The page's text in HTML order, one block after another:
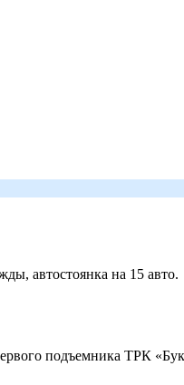
автостоянка на 15 авто.
подъемника ТРК